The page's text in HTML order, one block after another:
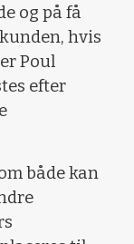
og på få
hvis
Poul
efter
både kan